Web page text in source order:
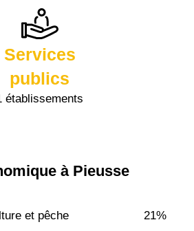
Services
publics
établissements
à Pieusse
et pêche 21%